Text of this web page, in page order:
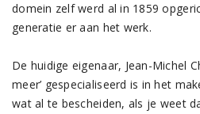
domein zelf werd al in 1859
generatie er aan het werk.
De huidige eigenaar, Jean-Michel
meer’ gespecialiseerd is in het
wat al te bescheiden, als je weet